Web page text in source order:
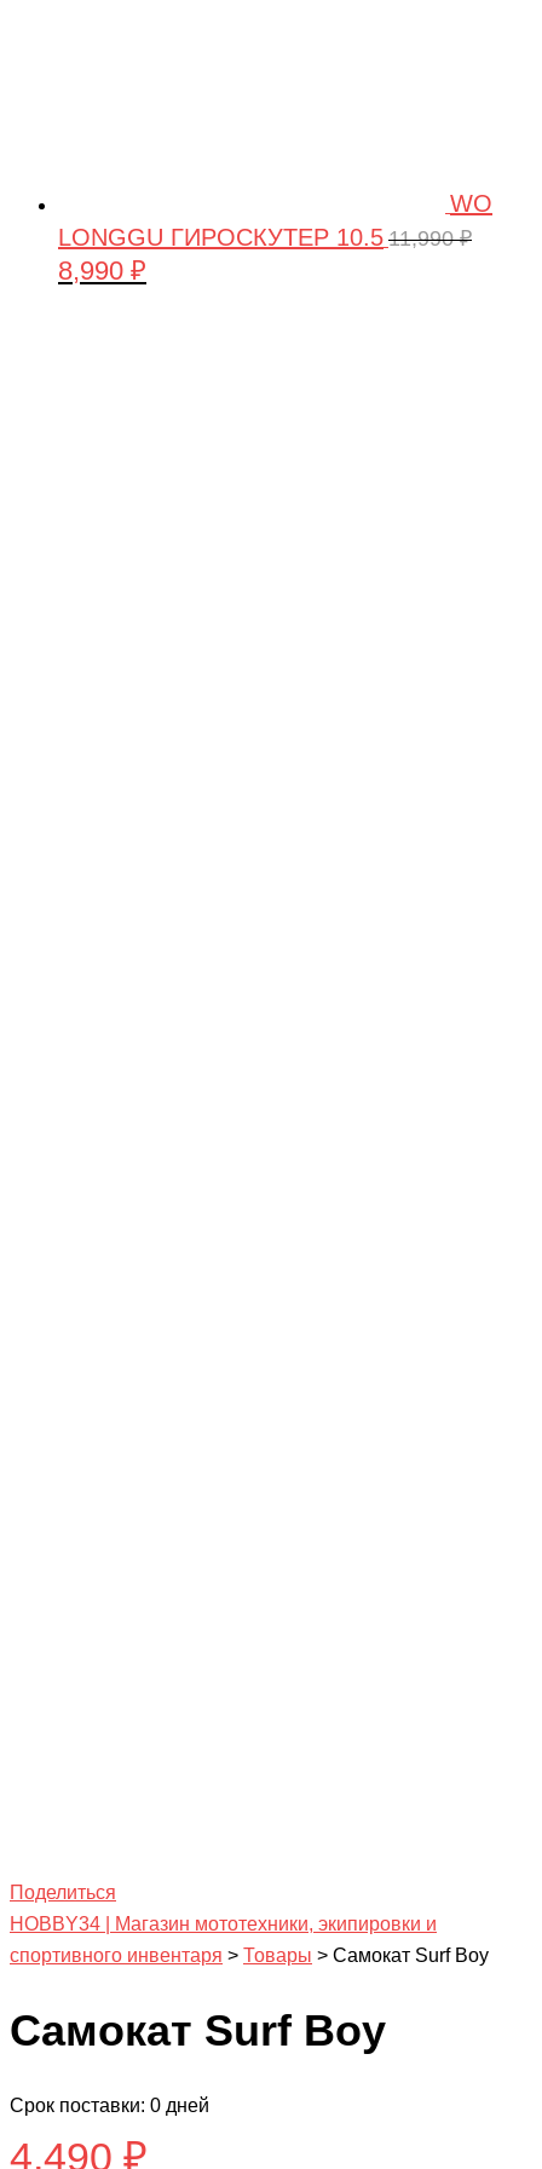
WO
LONGGU ГИРОСКУТЕР 10.5 11,990₽
Первоначальная
8,990 ₽
Поделиться
HOBBY34 | Магазин мототехники, экипировки и
спортивного инвентаря > Товары > Самокат Surf Boy
Самокат Surf Boy
Срок поставки: 0 дней
4,490 ₽